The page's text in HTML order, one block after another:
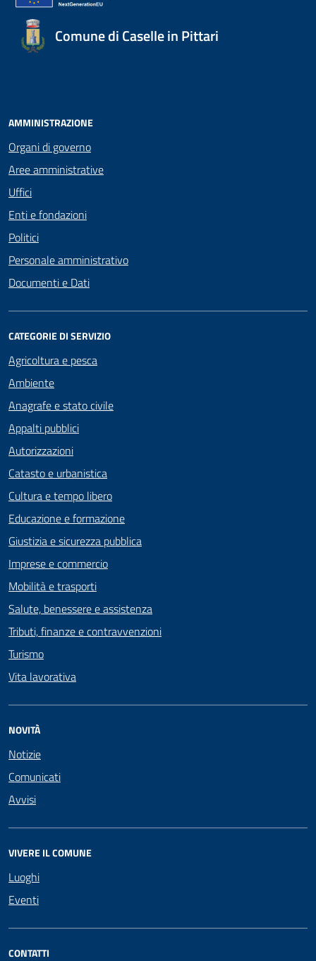
Comune di Caselle in Pittari
AMMINISTRAZIONE
Organi di governo
Aree amministrative
Uffici
Enti e fondazioni
Politici
Personale amministrativo
Documenti e Dati
CATEGORIE DI SERVIZIO
Agricoltura e pesca
Ambiente
Anagrafe e stato civile
Appalti pubblici
Autorizzazioni
Catasto e urbanistica
Cultura e tempo libero
Educazione e formazione
Giustizia e sicurezza pubblica
Imprese e commercio
Mobilità e trasporti
Salute, benessere e assistenza
Tributi, finanze e contravvenzioni
Turismo
Vita lavorativa
NOVITÀ
Notizie
Comunicati
Avvisi
VIVERE IL COMUNE
Luoghi
Eventi
CONTATTI